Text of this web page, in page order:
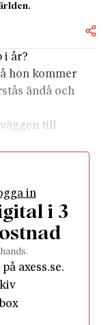
i år?
hon kommer
ändå och
till
fall?
i Härnösand
gånger på 30
ska väl stå redo
idé att tjafsa
Modins är
in
i 3
axess.se.